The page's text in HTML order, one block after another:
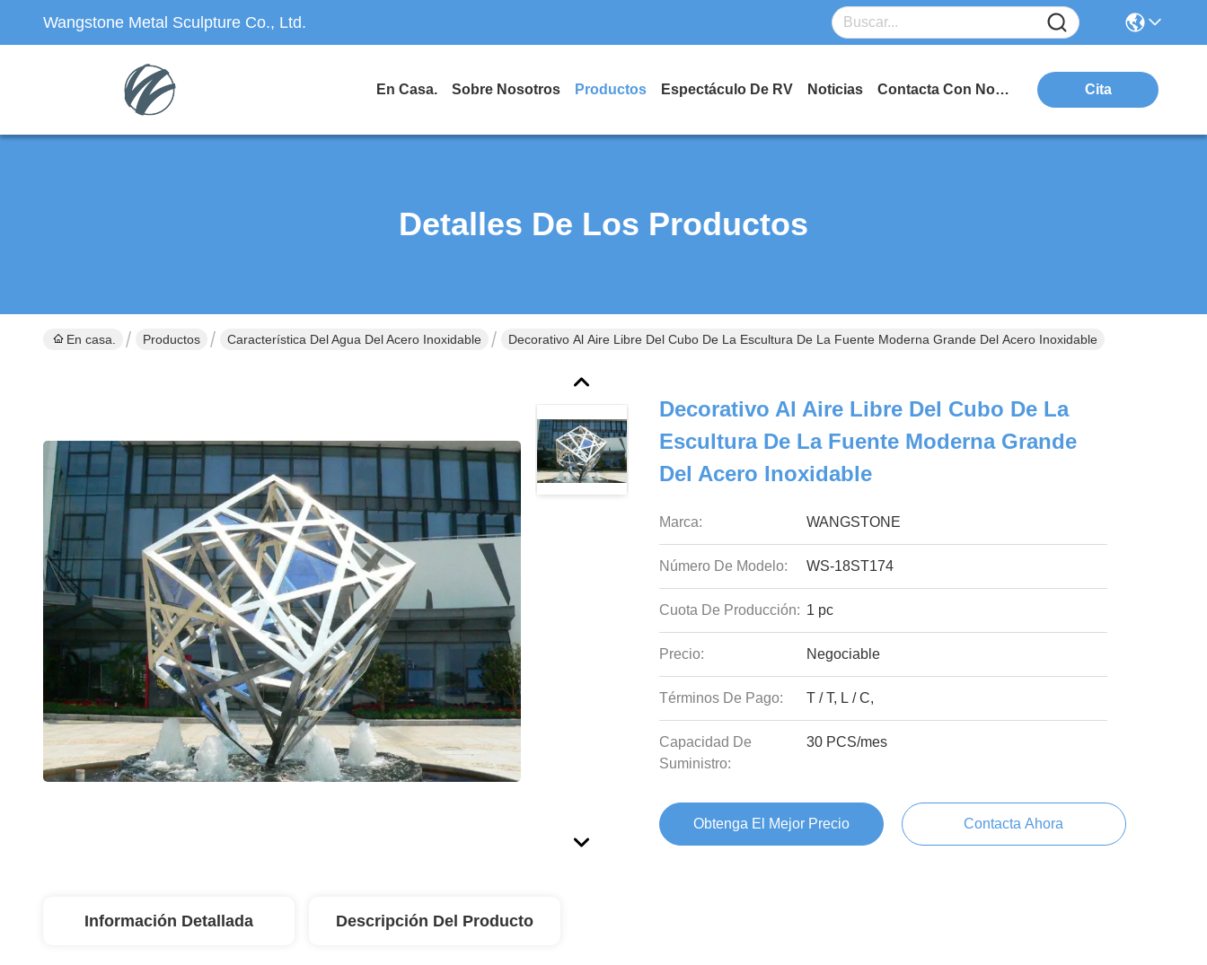
Wangstone Metal Sculpture Co., Ltd.
En Casa. Sobre Nosotros Productos Espectáculo De RV Noticias Contacta Con Nosotros Cita
Detalles De Los Productos
En casa. Productos Característica Del Agua Del Acero Inoxidable Decorativo Al Aire Libre Del Cubo De La Escultura De La Fuente Moderna Grande Del Acero Inoxidable
Decorativo Al Aire Libre Del Cubo De La
Escultura De La Fuente Moderna Grande
Del Acero Inoxidable
Marca: WANGSTONE
Número De Modelo: WS-18ST174
Cuota De Producción: 1 pc
Precio: Negociable
Términos De Pago: T / T, L / C,
Capacidad De
Suministro:
30 PCS/mes
Obtenga El Mejor Precio Contacta Ahora
Información Detallada Descripción Del Producto